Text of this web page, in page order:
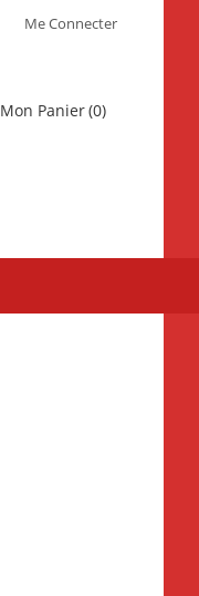
Me Connecter
Mon Panier(0)